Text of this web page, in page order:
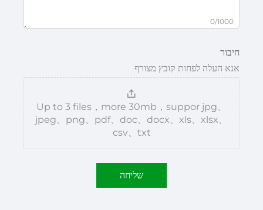
0/1000
חיבור
אנא העלה לפחות קובץ מצורף
Up to 3 files，more 30mb，suppor jpg、
jpeg、png、pdf、doc、docx、xls、xlsx、
csv、txt
שליחה